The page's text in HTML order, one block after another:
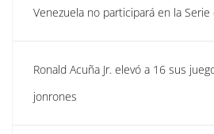
Venezuela no participará en la
Ronald Acuña Jr. elevó a 16 sus
jonrones